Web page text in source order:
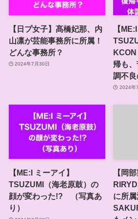
【日プ女子】髙橋妃那、内
山凛が芸能事務所に所属！
どんな事務所？
2024年7月30日
【
帰も
調不良
2024年
【ME:I ミーアイ】
TSUZUMI（海老原鼓）の
顔が変わった!? （写真あ
り）
【岡
に所属